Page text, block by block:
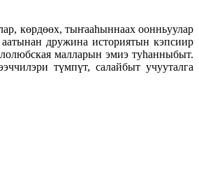
көрдөөх, тыҥааһыннаах оонньуулар
дружина историятын кэпсиир
малларын эмиэ туһанныбыт.
түмпүт, салайбыт учууталга